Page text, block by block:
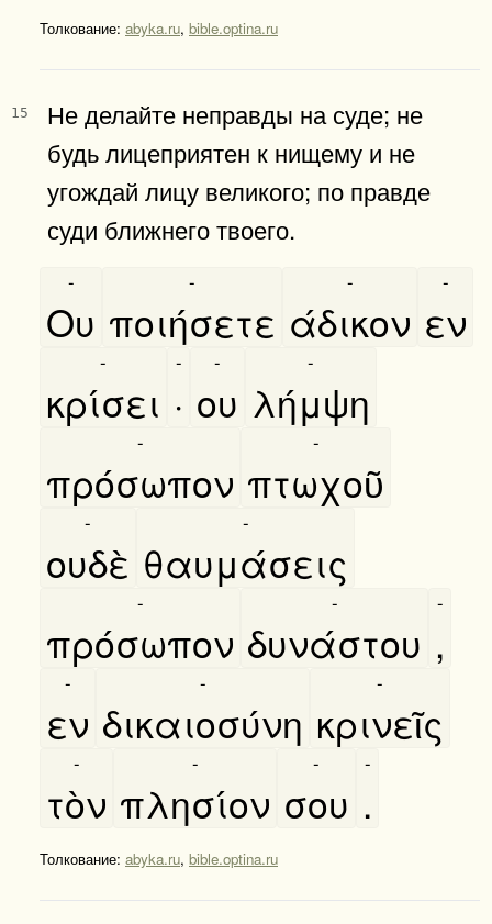
Толкование: abyka.ru, bible.optina.ru
15
Не делайте неправды на суде; не
будь лицеприятен к нищему и не
угождай лицу великого; по правде
суди ближнего твоего.
Ου
-
ποιήσετε
-
άδικον
-
εν
-
κρίσει
-
·
-
ου
-
λήμψη
-
πρόσωπον
-
πτωχοῦ
-
ουδὲ
-
θαυμάσεις
-
πρόσωπον
-
δυνάστου
-
,
-
εν
-
δικαιοσύνη
-
κρινεῖς
-
τὸν
-
πλησίον
-
σου
-
.
-
Толкование: abyka.ru, bible.optina.ru